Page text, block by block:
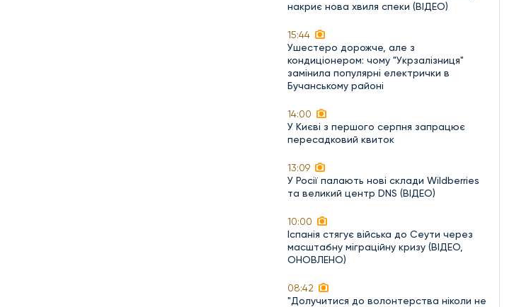
накриє нова хвиля спеки (ВІДЕО)
15:44
Ушестеро дорожче, але з
кондиціонером: чому "Укрзалізниця"
замінила популярні електрички в
Бучанському районі
14:00
У Києві з першого серпня запрацює
пересадковий квиток
13:09
У Росії палають нові склади Wildberries
та великий центр DNS (ВІДЕО)
10:00
Іспанія стягує війська до Сеути через
масштабну міграційну кризу (ВІДЕО,
ОНОВЛЕНО)
08:42
"Долучитися до волонтерства ніколи не